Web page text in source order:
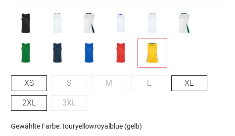
XS S M L XL
2XL 3XL
Gewählte Farbe: touryellowroyalblue (gelb)